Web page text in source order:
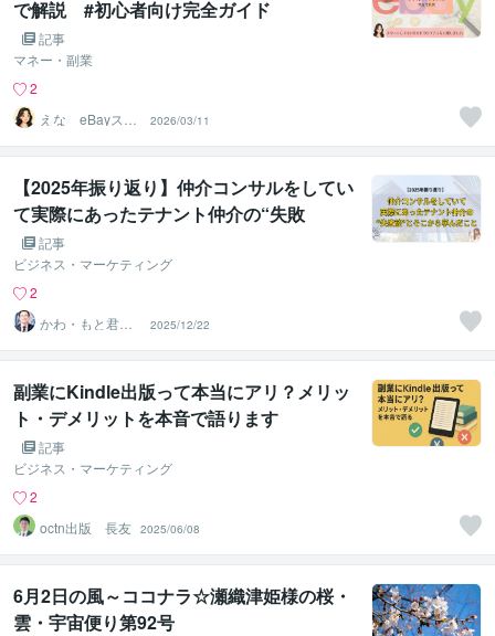
で解説 #初心者向け完全ガイド
記事
マネー・副業
2
えな eBayスタ
ートサポーター
2026/03/11
【2025年振り返り】仲介コンサルをしてい
て実際にあったテナント仲介の“失敗
談”と、そこから学んだこと
記事
ビジネス・マーケティング
2
かわ・もと君
（不動産仲介の
プロ）
2025/12/22
副業にKindle出版って本当にアリ？メリッ
ト・デメリットを本音で語ります
記事
ビジネス・マーケティング
2
octn出版 長友 2025/06/08
6月2日の風～ココナラ☆瀬織津姫様の桜・
雲・宇宙便り第92号